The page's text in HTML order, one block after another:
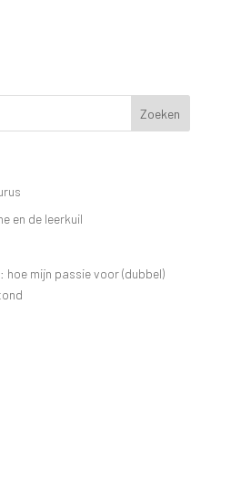
en de leerkuil
hoe mijn passie voor (dubbel)